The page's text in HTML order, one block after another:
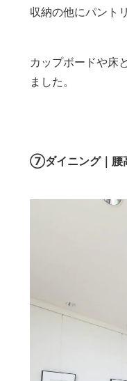
収納の他にパント
カップボードや床
ました。
⑦ダイニング｜腰